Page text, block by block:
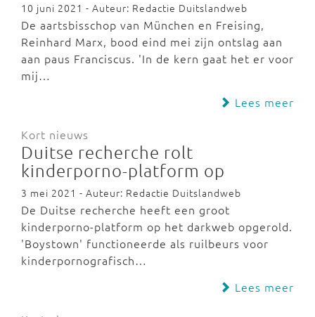
10 juni 2021 - Auteur: Redactie Duitslandweb
De aartsbisschop van München en Freising,
Reinhard Marx, bood eind mei zijn ontslag aan
aan paus Franciscus. 'In de kern gaat het er voor
mij…
Lees meer
Kort nieuws
Duitse recherche rolt
kinderporno-platform op
3 mei 2021 - Auteur: Redactie Duitslandweb
De Duitse recherche heeft een groot
kinderporno-platform op het darkweb opgerold.
'Boystown' functioneerde als ruilbeurs voor
kinderpornografisch…
Lees meer